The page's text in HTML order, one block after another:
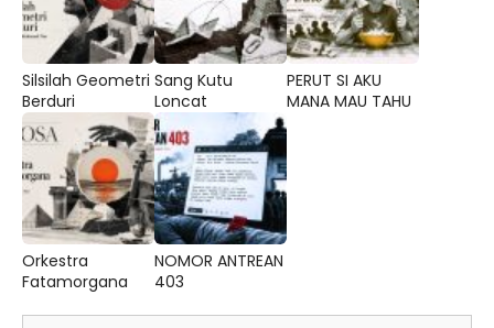
Silsilah Geometri
Berduri
Sang Kutu
Loncat
PERUT SI AKU
MANA MAU TAHU
Orkestra
Fatamorgana
NOMOR ANTREAN
403